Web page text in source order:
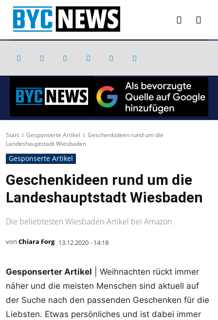
Start Gesponserte Artikel
Geschenkideen rund um die
Landeshauptstadt Wiesbaden
Gesponserte Artikel
Geschenkideen rund um die
Landeshauptstadt Wiesbaden
Die beliebtesten Wiesbaden-Artikel bei Amazon
von Chiara Forg 13.12.2020 - 14:18
Gesponserter Artikel | Weihnachten rückt immer
näher und die meisten Menschen sind aktuell auf
der Suche nach den passenden Geschenken für die
Liebsten. Etwas persönliches und ist dabei immer